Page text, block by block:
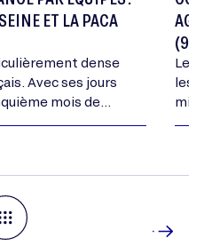
ET LA PACA
dense
Avec ses jours
mois de
(9-
Le
les